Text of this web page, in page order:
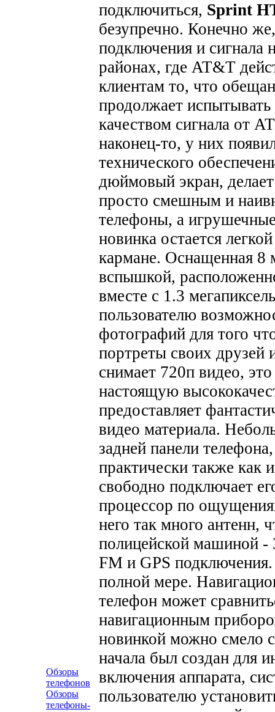
Обзоры
телефонов
Обзоры
телефоны-
подключиться, Sprint
безупречно. Конечно
подключения и сигнала
районах, где AT&T
клиентам то, что
продолжает
качеством сигнала от
наконец-то, у них
технического
дюймовый экран,
просто смешным и
телефоны, а
новинка остается
кармане. Оснащенная 8
вспышкой,
вместе с 1.3
пользователю
фотографий для того
портреты своих друзей
снимает 720п видео,
настоящую
предоставляет
видео материала.
задней панели
практически также как
свободно подключает
процессор по
него так много антенн,
полицейской машиной
FM и GPS
полной мере.
телефон может
навигационным
новинкой можно смело
начала был создан для
включения аппарата,
пользователю